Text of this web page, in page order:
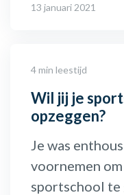
13 januari 2021
4 min leestijd
Wil jij je
opzeggen?
Je was
voornemen
sportschool te